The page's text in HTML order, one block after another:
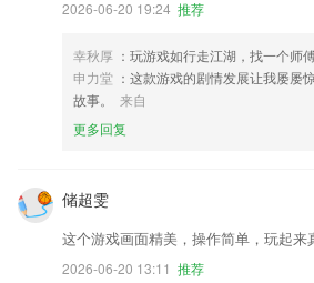
2026-06-20 19:24 推荐
幸秋厚 ：玩游戏如行走江湖，找一个师
申力堂 ：这款游戏的剧情发展让我屡屡
故事。
来自
更多回复
储超雯
这个游戏画面精美，操作简单，玩起来
2026-06-20 13:11 推荐